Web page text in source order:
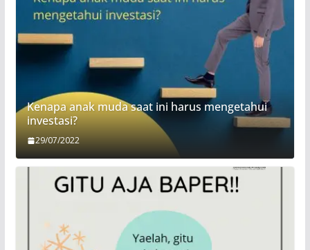
Kenapa anak muda saat ini harus mengetahui
investasi?
29/07/2022